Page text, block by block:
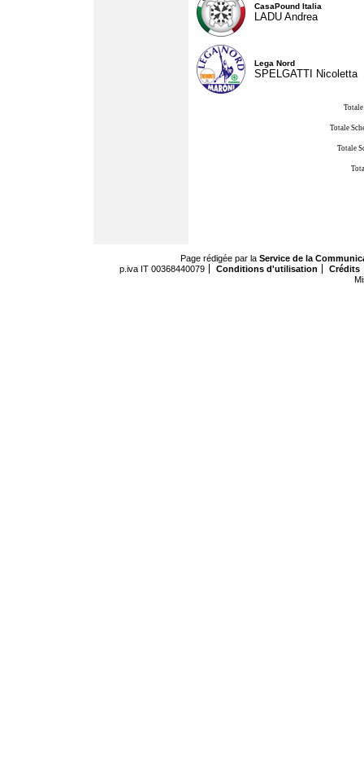
CasaPound Italia
LADU Andrea
Lega Nord
SPELGATTI Nicoletta
Totale
Totale
Page rédigée par la Service de la
p.iva IT 00368440079
Conditions d'utilisation
Crédits